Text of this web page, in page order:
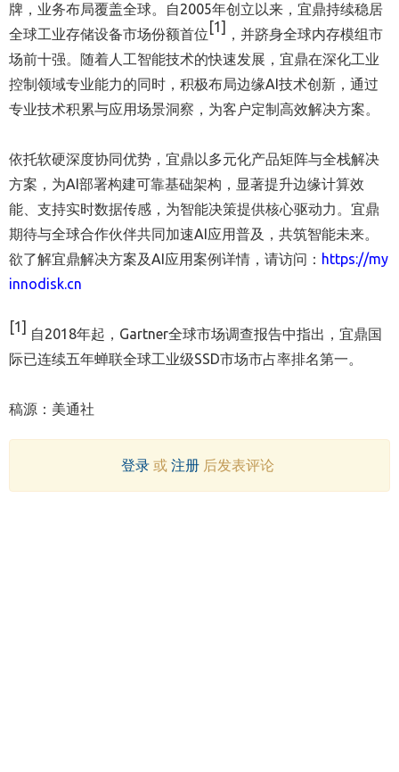
牌，业务布局覆盖全球。自2005年创立以来，宜鼎持续稳居
全球工业存储设备市场份额首位 [1] ，并跻身全球内存模组市
场前十强。随着人工智能技术的快速发展，宜鼎在深化工业
控制领域专业能力的同时，积极布局边缘AI技术创新，通过
专业技术积累与应用场景洞察，为客户定制高效解决方案。
依托软硬深度协同优势，宜鼎以多元化产品矩阵与全栈解决
方案，为AI部署构建可靠基础架构，显著提升边缘计算效
能、支持实时数据传感，为智能决策提供核心驱动力。宜鼎
期待与全球合作伙伴共同加速AI应用普及，共筑智能未来。
欲了解宜鼎解决方案及AI应用案例详情，请访问： https://my
innodisk.cn
[1] 自2018年起，Gartner全球市场调查报告中指出，宜鼎国
际已连续五年蝉联全球工业级SSD市场市占率排名第一。
稿源：美通社
登录或 注册后发表评论